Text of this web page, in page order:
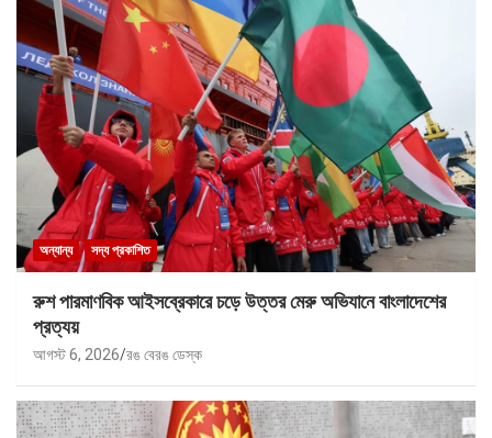
অন্যান্য সদ্য প্রকাশিত
রুশ পারমাণবিক আইসব্রেকারে চড়ে উত্তর মেরু অভিযানে বাংলাদেশের
প্রত্যয়
আগস্ট 6, 2026 রঙ বেরঙ ডেস্ক